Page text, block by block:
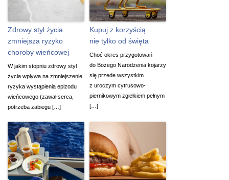
Zdrowy styl życia
zmniejsza ryzyko
choroby wieńcowej
W jakim stopniu zdrowy styl
życia wpływa na zmniejszenie
ryzyka wystąpienia epizodu
wieńcowego (zawał serca,
potrzeba zabiegu […]
Kupuj z korzyścią
nie tylko od święta
Choć okres przygotowań
do Bożego Narodzenia kojarzy
się przede wszystkim
z uroczym cytrusowo-
piernikowym zgiełkiem pełnym
[…]